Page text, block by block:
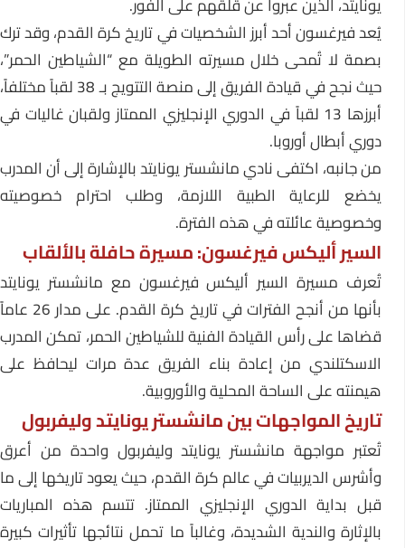
يُعد فيرغسون أحد أبرز الشخصيات في تاريخ كرة القدم، وقد ترك
بصمة لا تُمحى خلال مسيرته الطويلة مع “الشياطين الحمر”،
حيث نجح في قيادة الفريق إلى منصة التتويج بـ 38 لقباً مختلفاً،
أبرزها 13 لقباً في الدوري الإنجليزي الممتاز ولقبان غاليات في
دوري أبطال أوروبا.
من جانبه، اكتفى نادي مانشستر يونايتد بالإشارة إلى أن المدرب
يخضع للرعاية الطبية اللازمة، وطلب احترام خصوصيته
وخصوصية عائلته في هذه الفترة.
السير أليكس فيرغسون: مسيرة حافلة بالألقاب
تُعرف مسيرة السير أليكس فيرغسون مع مانشستر يونايتد
بأنها من أنجح الفترات في تاريخ كرة القدم. على مدار 26 عاماً
قضاها على رأس القيادة الفنية للشياطين الحمر، تمكن المدرب
الاسكتلندي من إعادة بناء الفريق عدة مرات ليحافظ على
هيمنته على الساحة المحلية والأوروبية.
تاريخ المواجهات بين مانشستر يونايتد وليفربول
تُعتبر مواجهة مانشستر يونايتد وليفربول واحدة من أعرق
وأشرس الديربيات في عالم كرة القدم، حيث يعود تاريخها إلى ما
قبل بداية الدوري الإنجليزي الممتاز. تتسم هذه المباريات
بالإثارة والندية الشديدة، وغالباً ما تحمل نتائجها تأثيرات كبيرة